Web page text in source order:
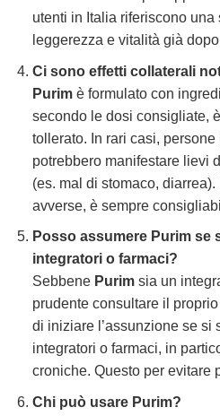
utenti in Italia riferiscono
leggerezza e vitalità già
Ci sono effetti collaterali
Purimè formulato con
secondo le dosi consigliate,
tollerato. In rari casi,
potrebbero manifestare lievi
(es. mal di stomaco,
avverse, è sempre
Posso assumere Purimse
integratori o farmaci?
Sebbene Purimsia un
prudente consultare il
di iniziare l’assunzione se si
integratori o farmaci, in
croniche. Questo per evitare
Chi può usare Purim?